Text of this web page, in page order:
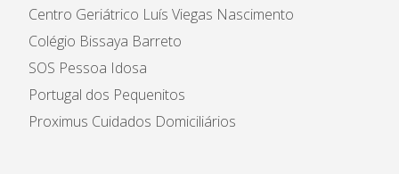
Centro Geriátrico Luís Viegas Nascimento
Colégio Bissaya Barreto
SOS Pessoa Idosa
Portugal dos Pequenitos
Proximus Cuidados Domiciliários